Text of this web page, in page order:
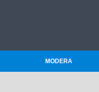
MODERA